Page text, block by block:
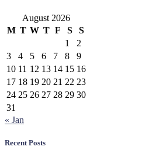
August 2026
M T W T F S
S
1
2
3
4 5 6 7 8
9
10 11 12 13 14 15 16
17 18 19 20 21 22 23
24 25 26 27 28 29 30
31
« Jan
Recent Posts